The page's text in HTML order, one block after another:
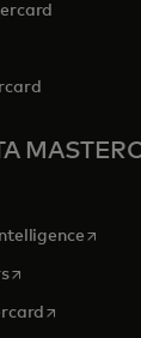
new tab
opens
opens in a new
opens in a